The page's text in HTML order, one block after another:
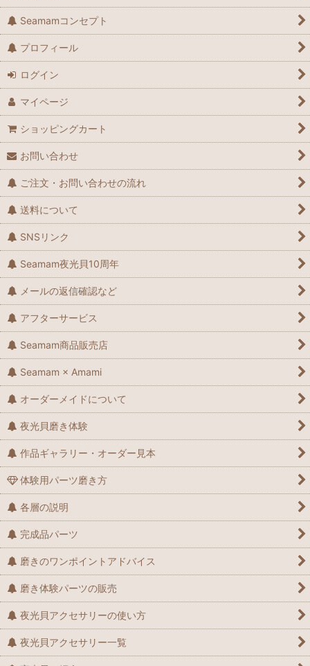
Seamamコンセプト
プロフィール
ログイン
マイページ
ショッピングカート
お問い合わせ
ご注文・お問い合わせの流れ
送料について
SNSリンク
Seamam夜光貝10周年
メールの返信確認など
アフターサービス
Seamam商品販売店
Seamam × Amami
オーダーメイドについて
夜光貝磨き体験
作品ギャラリー・オーダー見本
体験用パーツ磨き方
各層の説明
完成品パーツ
磨きのワンポイントアドバイス
磨き体験パーツの販売
夜光貝アクセサリーの使い方
夜光貝アクセサリー一覧